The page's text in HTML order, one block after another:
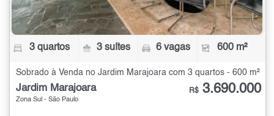
3 quartos 3 suítes 6 vagas 600 m²
Sobrado à Venda no Jardim Marajoara com 3 quartos - 600 m²
Jardim Marajoara
Zona Sul - São Paulo
R$ 3.690.000